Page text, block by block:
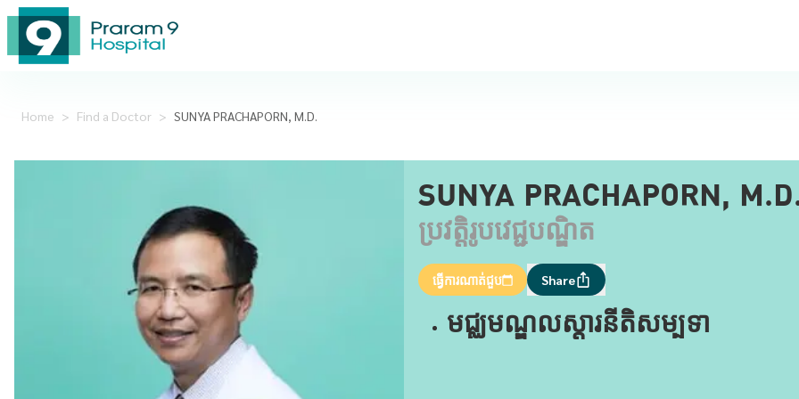
Home > Find a Doctor > SUNYA PRACHAPORN, M.D.
SUNYA PRACHAPORN,
ប្រវត្តិរូបវេជ្ជបណ្ឌិត
ធ្វើការណាត់ជួប Share
មជ្ឈមណ្ឌលស្តារនីតិសម្បទា